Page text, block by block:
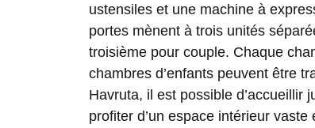
ustensiles et une machine à
portes mènent à trois unités
troisième pour couple. Chaque
chambres d’enfants peuvent être
Havruta, il est possible d’accueillir
profiter d’un espace intérieur